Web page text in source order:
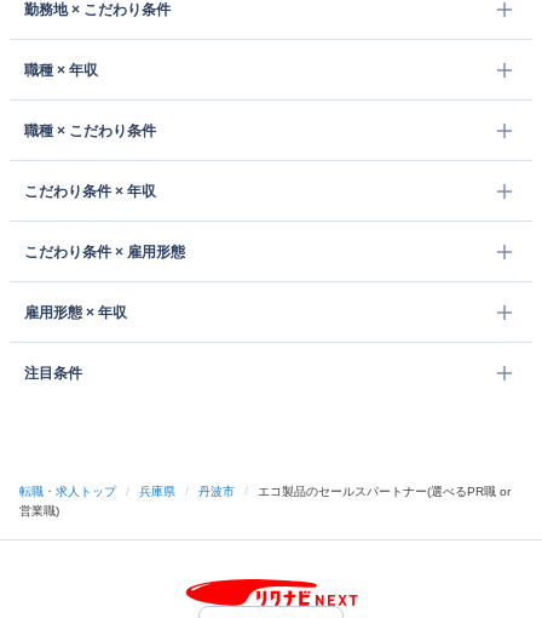
勤務地 × こだわり条件
職種 × 年収
職種 × こだわり条件
こだわり条件 × 年収
こだわり条件 × 雇用形態
雇用形態 × 年収
注目条件
転職・求人トップ / 兵庫県 / 丹波市 /
エコ製品のセールスパートナー(選べるPR職 or
営業職)